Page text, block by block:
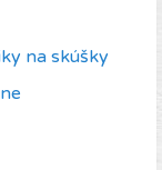
na skúšky